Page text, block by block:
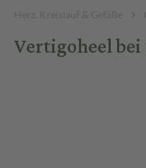
Herz, Kreislauf & Gefäße
Vertigoheel